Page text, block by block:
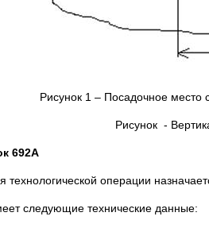
Рисунок 1 – Посадочное место
Рисунок -
технологической операции
следующие технические данные: